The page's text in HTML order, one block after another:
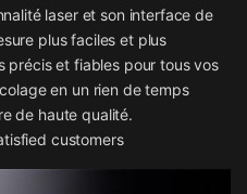
laser et son interface de
plus faciles et plus
précis et fiables pour tous vos
en un rien de temps
de haute qualité.
customers